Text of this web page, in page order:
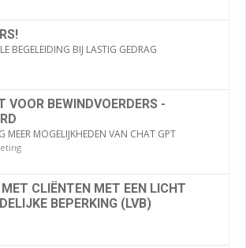
BEGELEIDING BIJ LASTIG GEDRAG
VOOR BEWINDVOERDERS -
MEER MOGELIJKHEDEN VAN CHAT GPT
CLIËNTEN MET EEN LICHT
BEPERKING (LVB)